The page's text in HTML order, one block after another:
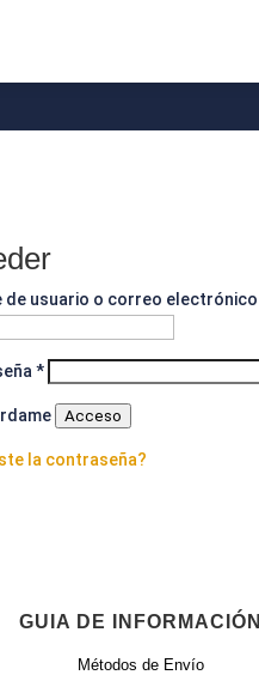
de usuario o correo electrónico
*Obligatorio
Acceso
la contraseña?
GUIA DE INFORMACIÓN
Métodos de Envío